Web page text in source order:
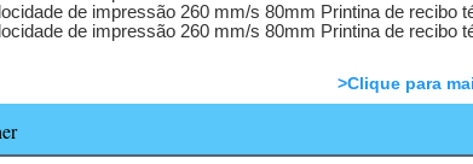
>Clique para